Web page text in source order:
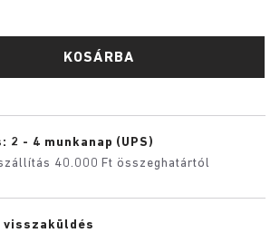
KOSÁRBA
- 4 munkanap (UPS)
40.000 Ft összeghatártól
visszaküldés